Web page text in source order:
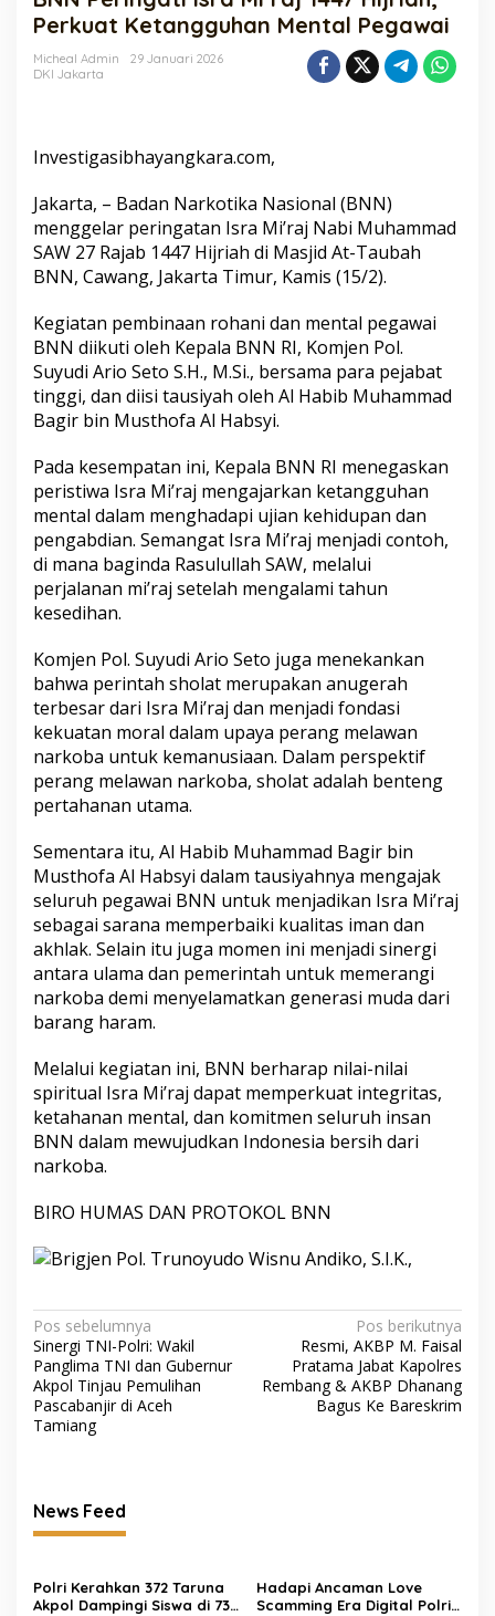
Mi'raj
1447
Hijriah,
Perkuat Ketangguhan Mental Pegawai
Micheal Admin
29 Januari 2026
DKI Jakarta
Investigasibhayangkara.com,
Jakarta, – Badan Narkotika Nasional (BNN)
menggelar peringatan Isra Mi’raj Nabi Muhammad
SAW 27 Rajab 1447 Hijriah di Masjid At-Taubah
BNN, Cawang, Jakarta Timur, Kamis (15/2).
Kegiatan pembinaan rohani dan mental pegawai
BNN diikuti oleh Kepala BNN RI, Komjen Pol.
Suyudi Ario Seto S.H., M.Si., bersama para pejabat
tinggi, dan diisi tausiyah oleh Al Habib Muhammad
Bagir bin Musthofa Al Habsyi.
Pada kesempatan ini, Kepala BNN RI menegaskan
peristiwa Isra Mi’raj mengajarkan ketangguhan
mental dalam menghadapi ujian kehidupan dan
pengabdian. Semangat Isra Mi’raj menjadi contoh,
di mana baginda Rasulullah SAW, melalui
perjalanan mi’raj setelah mengalami tahun
kesedihan.
Komjen Pol. Suyudi Ario Seto juga menekankan
bahwa perintah sholat merupakan anugerah
terbesar dari Isra Mi’raj dan menjadi fondasi
kekuatan moral dalam upaya perang melawan
narkoba untuk kemanusiaan. Dalam perspektif
perang melawan narkoba, sholat adalah benteng
pertahanan utama.
Sementara itu, Al Habib Muhammad Bagir bin
Musthofa Al Habsyi dalam tausiyahnya mengajak
seluruh pegawai BNN untuk menjadikan Isra Mi’raj
sebagai sarana memperbaiki kualitas iman dan
akhlak. Selain itu juga momen ini menjadi sinergi
antara ulama dan pemerintah untuk memerangi
narkoba demi menyelamatkan generasi muda dari
barang haram.
Melalui kegiatan ini, BNN berharap nilai-nilai
spiritual Isra Mi’raj dapat memperkuat integritas,
ketahanan mental, dan komitmen seluruh insan
BNN dalam mewujudkan Indonesia bersih dari
narkoba.
BIRO HUMAS DAN PROTOKOL BNN
Navigasi
pos
Pos sebelumnya
Sinergi TNI-Polri: Wakil
Panglima TNI dan Gubernur
Akpol Tinjau Pemulihan
Pascabanjir di Aceh
Tamiang
Pos berikutnya
Resmi, AKBP M. Faisal
Pratama Jabat Kapolres
Rembang & AKBP Dhanang
Bagus Ke Bareskrim
News Feed
Polri Kerahkan 372 Taruna
Akpol Dampingi Siswa di 73
Hadapi Ancaman Love
Scamming Era Digital Polri